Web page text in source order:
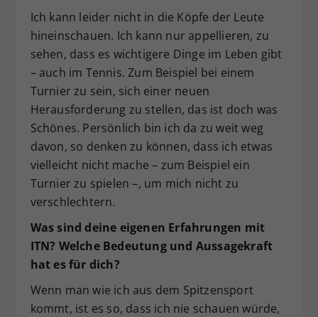
Ich kann leider nicht in die Köpfe der Leute
hineinschauen. Ich kann nur appellieren, zu
sehen, dass es wichtigere Dinge im Leben gibt
– auch im Tennis. Zum Beispiel bei einem
Turnier zu sein, sich einer neuen
Herausforderung zu stellen, das ist doch was
Schönes. Persönlich bin ich da zu weit weg
davon, so denken zu können, dass ich etwas
vielleicht nicht mache – zum Beispiel ein
Turnier zu spielen –, um mich nicht zu
verschlechtern.
Was sind deine eigenen Erfahrungen mit
ITN? Welche Bedeutung und Aussagekraft
hat es für dich?
Wenn man wie ich aus dem Spitzensport
kommt, ist es so, dass ich nie schauen würde,